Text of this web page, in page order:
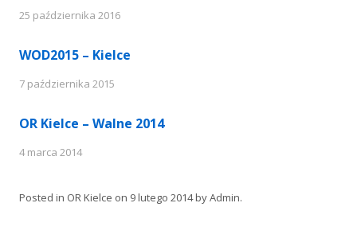
25 października 2016
WOD2015 – Kielce
7 października 2015
OR Kielce – Walne 2014
4 marca 2014
Posted in OR Kielce on 9 lutego 2014byAdmin.